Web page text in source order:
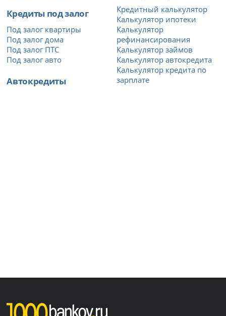
Кредиты под залог
Под залог квартиры
Под залог дома
Под залог ПТС
Под залог авто
Автокредиты
Кредитный калькулятор
Калькулятор ипотеки
Калькулятор
рефинансирования
Калькулятор займов
Калькулятор автокредита
Калькулятор кредита по
зарплате